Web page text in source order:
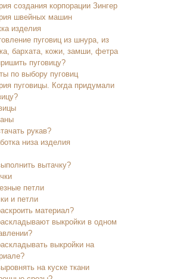
создания корпорации Зингер
швейных машин
изделия
пуговиц из шнура, из
бархата, кожи, замши, фетра
пуговицу?
по выбору пуговиц
пуговицы. Когда придумали
рукав?
низа изделия
вытачку?
петли
и петли
материал?
выкройки в одном
выкройки на
на куске ткани